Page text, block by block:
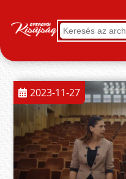
2023-11-27